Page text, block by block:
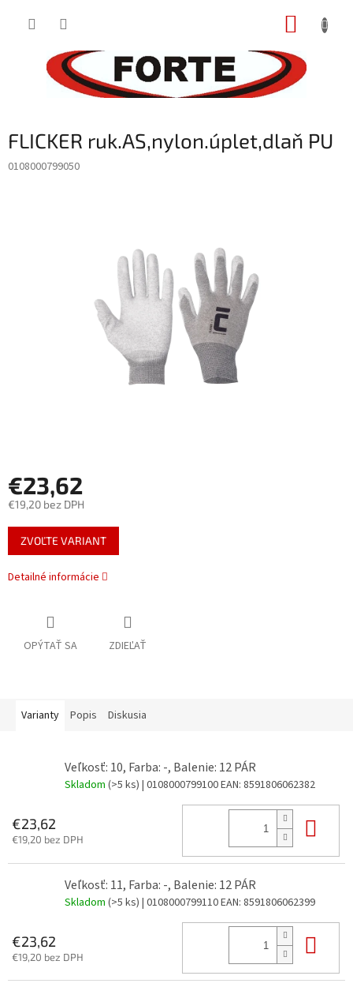
FLICKER ruk.AS,nylon.úplet,dlaň PU
0108000799050
€23,62
€19,20 bez DPH
Jednotková
cena:
ZVOĽTE VARIANT
Detailné informácie
OPÝTAŤ SA ZDIEĽAŤ
Varianty Popis Diskusia
Veľkosť: 10, Farba: -, Balenie: 12 PÁR
Skladom (>5 ks) | 0108000799100EAN: 8591806062382
€23,62
€19,20 bez DPH
Veľkosť: 11, Farba: -, Balenie: 12 PÁR
Skladom (>5 ks) | 0108000799110EAN: 8591806062399
€23,62
€19,20 bez DPH